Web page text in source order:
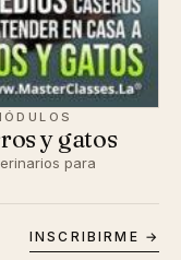
y gatos
para
INSCRIBIRME →